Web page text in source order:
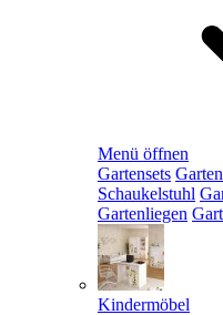
Menü öffnen
Gartensets
Schaukelstuhl
Gartenliegen
Kindermöbel